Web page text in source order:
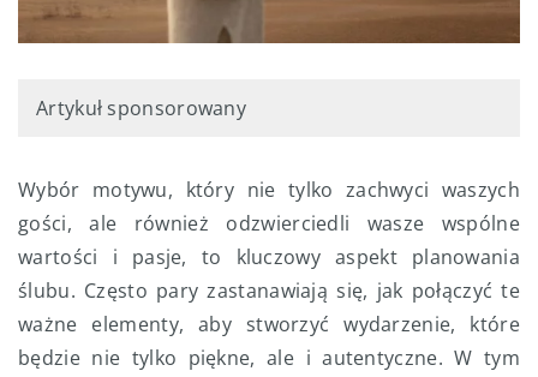
Artykuł sponsorowany
Wybór motywu, który nie tylko zachwyci waszych
gości, ale również odzwierciedli wasze wspólne
wartości i pasje, to kluczowy aspekt planowania
ślubu. Często pary zastanawiają się, jak połączyć te
ważne elementy, aby stworzyć wydarzenie, które
będzie nie tylko piękne, ale i autentyczne. W tym